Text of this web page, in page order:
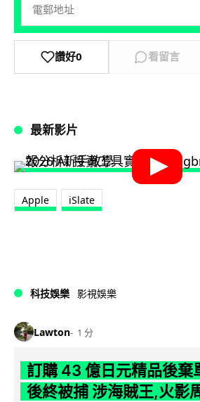
讚好0 看留言
最新影片
Apple iSlate
科技娛樂 影視娛樂
Lawton 1 分
訂購 43 億日元精品後棄
後終被捕 涉海賊王,火影